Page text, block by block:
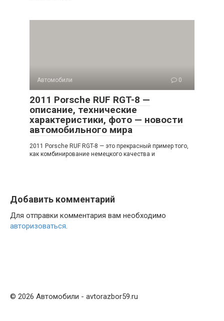
Автомобили 0
2011 Porsche RUF RGT-8 —
описание, технические
характеристики, фото — новости
автомобильного мира
2011 Porsche RUF RGT-8 — это прекрасный пример того,
как комбинирование немецкого качества и
Добавить комментарий
Для отправки комментария вам необходимо
авторизоваться.
© 2026 Автомобили - avtorazbor59.ru